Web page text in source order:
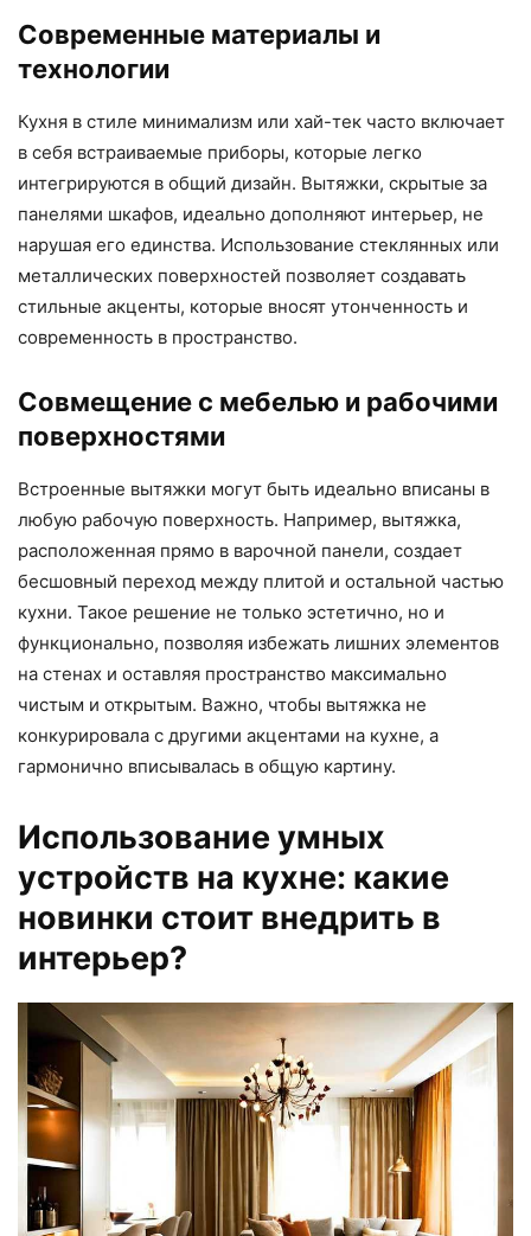
Современные материалы и
технологии
Кухня в стиле минимализм или хай-тек часто включает
в себя встраиваемые приборы, которые легко
интегрируются в общий дизайн. Вытяжки, скрытые за
панелями шкафов, идеально дополняют интерьер, не
нарушая его единства. Использование стеклянных или
металлических поверхностей позволяет создавать
стильные акценты, которые вносят утонченность и
современность в пространство.
Совмещение с мебелью и рабочими
поверхностями
Встроенные вытяжки могут быть идеально вписаны в
любую рабочую поверхность. Например, вытяжка,
расположенная прямо в варочной панели, создает
бесшовный переход между плитой и остальной частью
кухни. Такое решение не только эстетично, но и
функционально, позволяя избежать лишних элементов
на стенах и оставляя пространство максимально
чистым и открытым. Важно, чтобы вытяжка не
конкурировала с другими акцентами на кухне, а
гармонично вписывалась в общую картину.
Использование умных
устройств на кухне: какие
новинки стоит внедрить в
интерьер?